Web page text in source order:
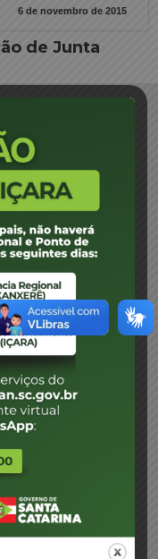
6 de novembro de 2015
de Junta